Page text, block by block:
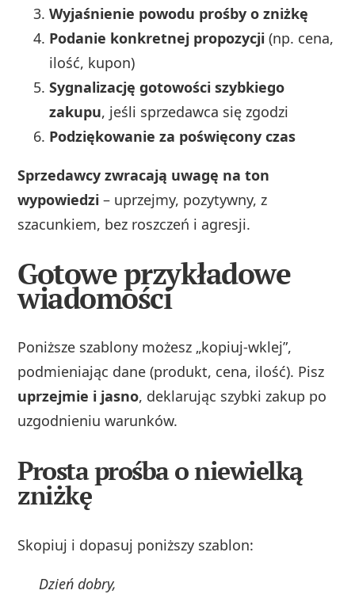
Wyjaśnienie powodu prośby o zniżkę
Podanie konkretnej propozycji (np. cena,
ilość, kupon)
Sygnalizację gotowości szybkiego
zakupu, jeśli sprzedawca się zgodzi
Podziękowanie za poświęcony czas
Sprzedawcy zwracają uwagę na ton
wypowiedzi – uprzejmy, pozytywny, z
szacunkiem, bez roszczeń i agresji.
Gotowe przykładowe
wiadomości
Poniższe szablony możesz „kopiuj-wklej”,
podmieniając dane (produkt, cena, ilość). Pisz
uprzejmie i jasno, deklarując szybki zakup po
uzgodnieniu warunków.
Prosta prośba o niewielką
zniżkę
Skopiuj i dopasuj poniższy szablon:
Dzień dobry,